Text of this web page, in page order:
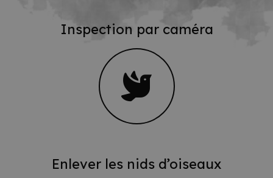
Inspection par caméra
Enlever les nids d’oiseaux